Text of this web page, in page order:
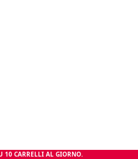
10 CARRELLI AL GIORNO.